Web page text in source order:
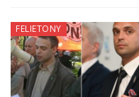
FELIETONY